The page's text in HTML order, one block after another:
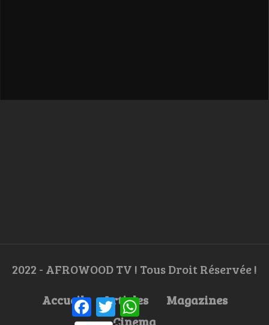
2022 - AFROWOOD TV ! Tous Droit Réservée !
Accueil
Articles
Magazines
Cinema
Facebook
TwitterWhatsApp